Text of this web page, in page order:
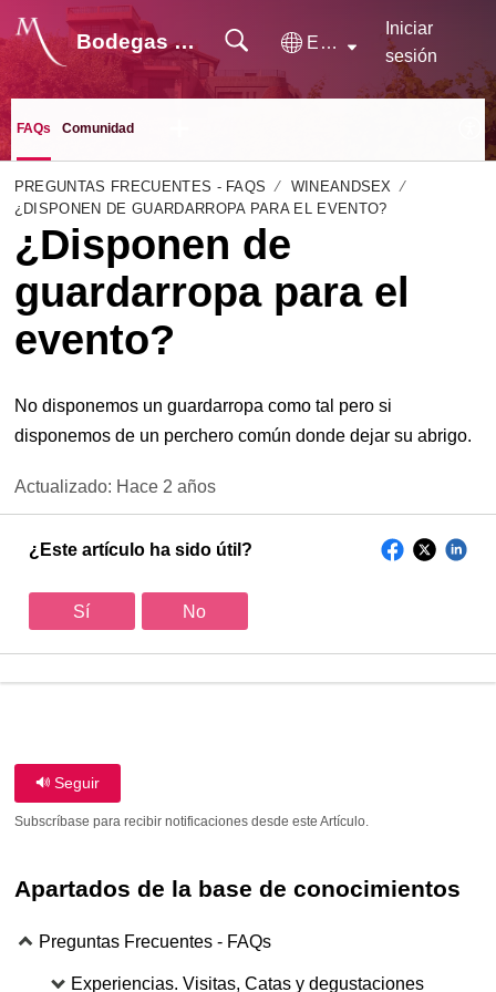
Bodegas Monje Español (España)
Iniciar
sesión
FAQs Comunidad
PREGUNTAS FRECUENTES - FAQS
WINEANDSEX
¿DISPONEN DE GUARDARROPA PARA EL EVENTO?
¿Disponen de
guardarropa para el
evento?
No disponemos un guardarropa como tal pero si
disponemos de un perchero común donde dejar su abrigo.
Actualizado: Hace 2 años
¿Este artículo ha sido útil?
Sí No
Seguir
Subscríbase para recibir notificaciones desde este Artículo.
Apartados de la base de conocimientos
Preguntas Frecuentes - FAQs
Experiencias. Visitas, Catas y degustaciones